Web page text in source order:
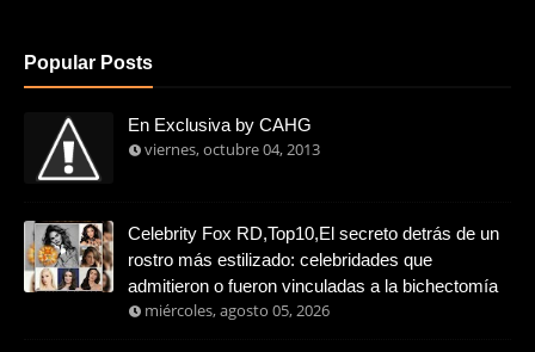
Popular Posts
En Exclusiva by CAHG
viernes, octubre 04, 2013
Celebrity Fox RD,Top10,El secreto detrás de un
rostro más estilizado: celebridades que
admitieron o fueron vinculadas a la bichectomía
miércoles, agosto 05, 2026